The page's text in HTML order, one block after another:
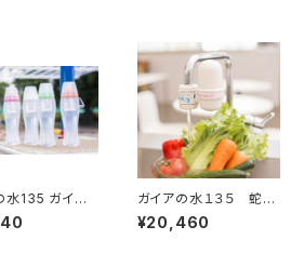
水135 ガイア
ル（プッシュ型
）
ガイアの水１３５ 蛇口
用浄水器
¥20,460